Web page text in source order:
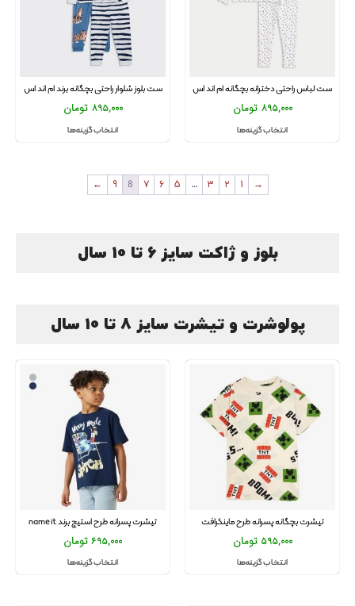
ست لباس راحتی دخترانه بچگانه ام اند اس
895,000 تومان
انتخاب گزینه‌ها
ست بلوز شلوار راحتی بچگانه برند ام اند اس
895,000 تومان
انتخاب گزینه‌ها
→
1
2
3
…
5
6
7
8
9
←
بلوز و ژاکت سایز 6 تا 10 سال
پولوشرت و تیشرت سایز 8 تا 10 سال
تیشرت بچگانه پسرانه طرح ماینکرافت
595,000 تومان
انتخاب گزینه‌ها
تیشرت پسرانه طرح استیچ برند name it
695,000تومان
انتخاب گزینه‌ها